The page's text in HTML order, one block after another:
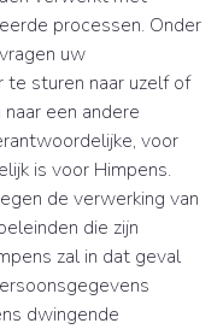
processen. Onder
uw
sturen naar uzelf of
een andere
voor
is voor Himpens.
de verwerking van
die zijn
zal in dat geval
dwingende